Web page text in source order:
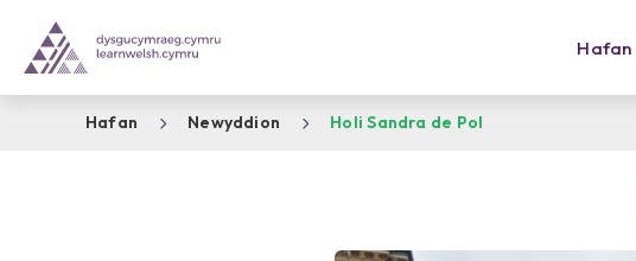
Hafan
Hafan Newyddion Holi Sandra de Pol